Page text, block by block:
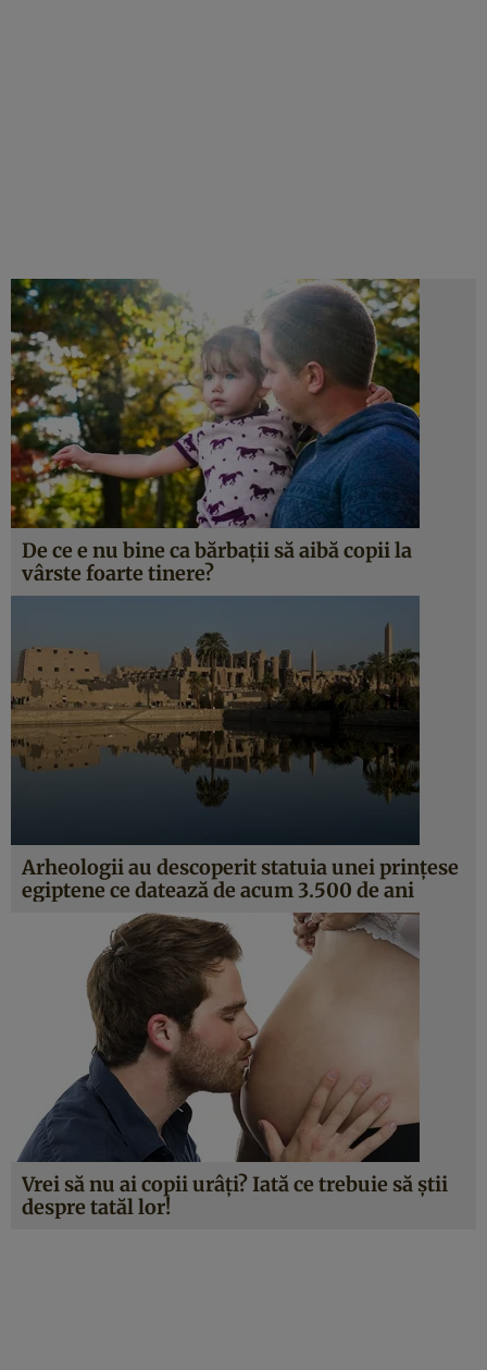
De ce e nu bine ca bărbaţii să aibă copii la
vârste foarte tinere?
Arheologii au descoperit statuia unei prinţese
egiptene ce datează de acum 3.500 de ani
Vrei să nu ai copii urâţi? Iată ce trebuie să ştii
despre tatăl lor!